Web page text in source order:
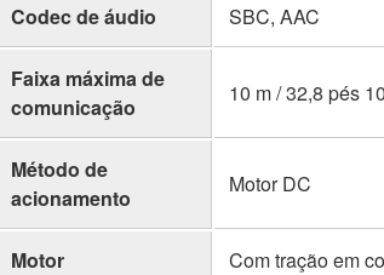
Codec de áudio SBC, AAC
Faixa máxima de
comunicação
10 m / 32,8 pés
Método de
acionamento
Motor DC
Motor Com tração em